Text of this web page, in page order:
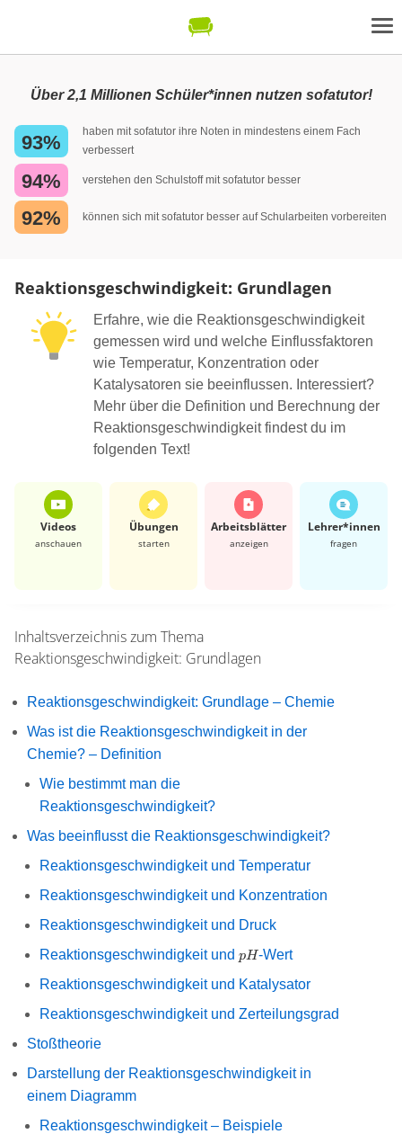
Über 2,1 Millionen Schüler*innen nutzen sofatutor!
93%
haben mit sofatutor ihre Noten in mindestens einem Fach
verbessert
94% verstehen den Schulstoff mit sofatutor besser
92% können sich mit sofatutor besser auf Schularbeiten vorbereiten
Reaktionsgeschwindigkeit: Grundlagen
Erfahre, wie die Reaktionsgeschwindigkeit
gemessen wird und welche Einflussfaktoren
wie Temperatur, Konzentration oder
Katalysatoren sie beeinflussen. Interessiert?
Mehr über die Definition und Berechnung der
Reaktionsgeschwindigkeit findest du im
folgenden Text!
Videos
anschauen
Übungen
starten
Arbeits­blätter
anzeigen
Lehrer*​innen
fragen
Inhaltsverzeichnis zum Thema
Reaktionsgeschwindigkeit: Grundlagen
Reaktionsgeschwindigkeit: Grundlage – Chemie
Was ist die Reaktionsgeschwindigkeit in der
Chemie? – Definition
Wie bestimmt man die
Reaktionsgeschwindigkeit?
Was beeinflusst die Reaktionsgeschwindigkeit?
Reaktionsgeschwindigkeit und Temperatur
Reaktionsgeschwindigkeit und Konzentration
Reaktionsgeschwindigkeit und Druck
Reaktionsgeschwindigkeit und pH
pH-Wert
Reaktionsgeschwindigkeit und Katalysator
Reaktionsgeschwindigkeit und Zerteilungsgrad
Stoßtheorie
Darstellung der Reaktionsgeschwindigkeit in
einem Diagramm
Reaktionsgeschwindigkeit – Beispiele